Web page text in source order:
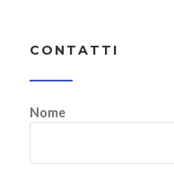
CONTATTI
Nome